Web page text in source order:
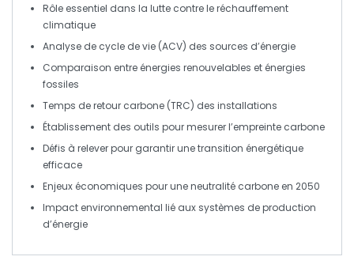
Rôle essentiel dans la lutte contre le réchauffement
climatique
Analyse de cycle de vie (ACV) des sources d’énergie
Comparaison entre énergies renouvelables et énergies
fossiles
Temps de retour carbone (TRC) des installations
Établissement des outils pour mesurer l’empreinte carbone
Défis à relever pour garantir unetransition énergétique
efficace
Enjeux économiques pour uneneutralité carbone en 2050
Impact environnemental lié aux systèmes de production
d’énergie